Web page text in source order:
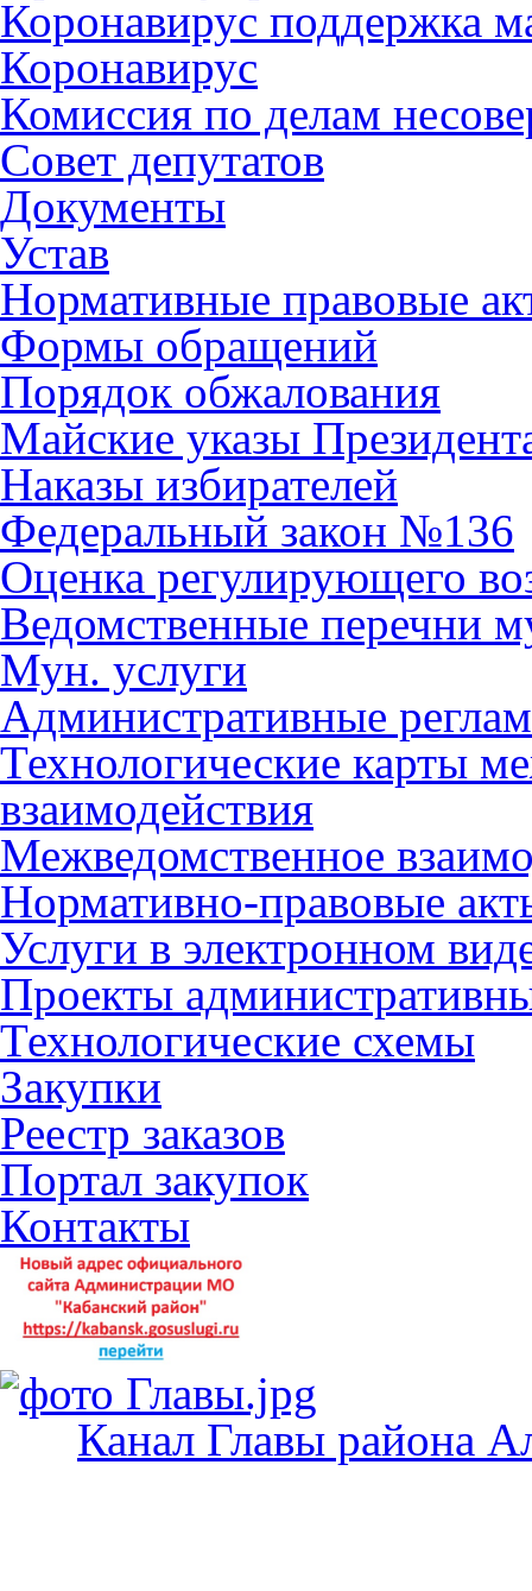
Коронавирус поддержка
Коронавирус
Комиссия по делам
Совет депутатов
Документы
Устав
Нормативные правовые
Формы обращений
Порядок обжалования
Майские указы
Наказы избирателей
Федеральный закон №136
Оценка регулирующего
Ведомственные перечни
Мун. услуги
Административные
Технологические карты
взаимодействия
Межведомственное
Нормативно-правовые
Услуги в электронном
Проекты
Технологические схемы
Закупки
Реестр заказов
Портал закупок
Контакты
Канал Главы района